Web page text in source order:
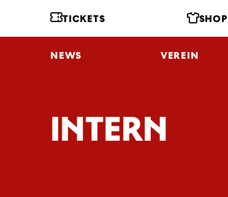
TICKETS SHOP
NEWS VEREIN
INTERN